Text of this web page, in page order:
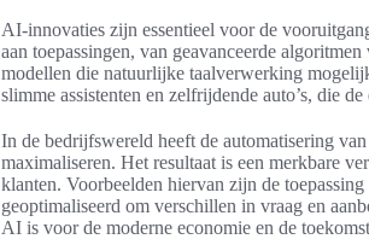
AI-innovaties zijn essentieel voor de
aan toepassingen, van geavanceerde
modellen die natuurlijke taalverwerking
slimme assistenten en zelfrijdende auto’s, die
In de bedrijfswereld heeft de automatisering
maximaliseren. Het resultaat is een merkbare
klanten. Voorbeelden hiervan zijn de
geoptimaliseerd om verschillen in vraag en
AI is voor de moderne economie en de